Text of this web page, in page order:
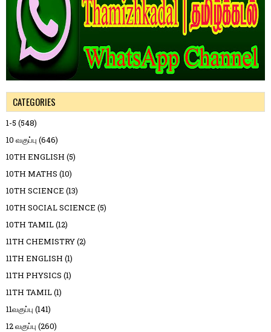
CATEGORIES
1-5 (548)
10 வகுப்பு (646)
10TH ENGLISH (5)
10TH MATHS (10)
10TH SCIENCE (13)
10TH SOCIAL SCIENCE (5)
10TH TAMIL(12)
11TH CHEMISTRY(2)
11TH ENGLISH (1)
11TH PHYSICS (1)
11TH TAMIL(1)
11வகுப்பு (141)
12 வகுப்பு (260)